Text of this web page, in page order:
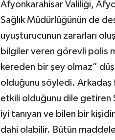
Afyonkarahisar Valiliği,
Sağlık Müdürlüğünün de
uyuşturucunun zararları
bilgiler veren görevli polis
kereden bir şey olmaz”
olduğunu söyledi. Arkadaş
etkili olduğunu dile getiren
iyi tanıyan ve bilen bir
dahi olabilir. Bütün